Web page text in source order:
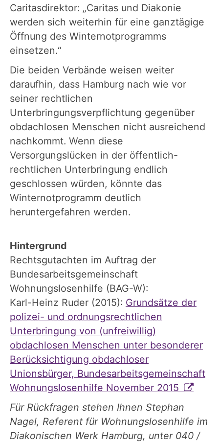
Caritasdirektor: „Caritas und Diakonie
werden sich weiterhin für eine ganztägige
Öffnung des Winternotprogramms
einsetzen.“
Die beiden Verbände weisen weiter
daraufhin, dass Hamburg nach wie vor
seiner rechtlichen
Unterbringungsverpflichtung gegenüber
obdachlosen Menschen nicht ausreichend
nachkommt. Wenn diese
Versorgungslücken in der öffentlich-
rechtlichen Unterbringung endlich
geschlossen würden, könnte das
Winternotprogramm deutlich
heruntergefahren werden.
Hintergrund
Rechtsgutachten im Auftrag der
Bundesarbeitsgemeinschaft
Wohnungslosenhilfe (BAG-W):
Karl-Heinz Ruder (2015): Grundsätze der
polizei- und ordnungsrechtlichen
Unterbringung von (unfreiwillig)
obdachlosen Menschen unter besonderer
Berücksichtigung obdachloser
Unionsbürger, Bundesarbeitsgemeinschaft
Wohnungslosenhilfe November 2015
Für Rückfragen stehen Ihnen Stephan
Nagel, Referent für Wohnungslosenhilfe im
Diakonischen Werk Hamburg, unter 040 /